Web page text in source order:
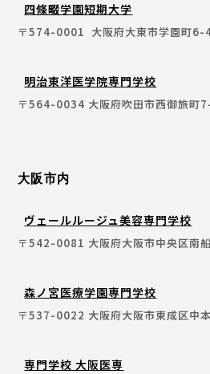
四條畷学園短期大学
〒574-0001 大阪府大東市学園町6-
明治東洋医学院専門学校
〒564-0034 大阪府吹田市西御旅町
大阪市内
ヴェールルージュ美容専門学校
〒542-0081 大阪府大阪市中央区南
森ノ宮医療学園専門学校
〒537-0022 大阪府大阪市東成区中
専門学校 大阪医専